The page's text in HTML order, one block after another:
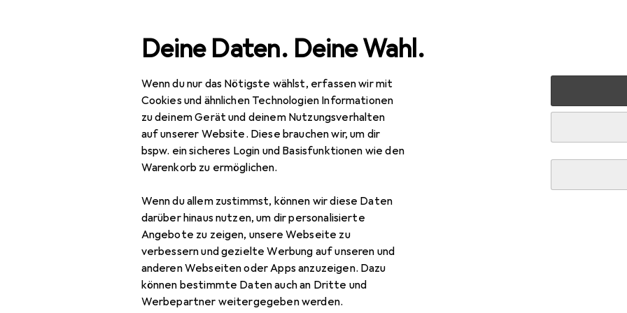
Deine Daten. Deine Wahl.
Wenn du nur das Nötigste wählst, erfassen wir mit
Cookies und ähnlichen Technologien Informationen
zu deinem Gerät und deinem Nutzungsverhalten
auf unserer Website. Diese brauchen wir, um dir
bspw. ein sicheres Login und Basisfunktionen wie den
Warenkorb zu ermöglichen.
Wenn du allem zustimmst, können wir diese Daten
darüber hinaus nutzen, um dir personalisierte
Angebote zu zeigen, unsere Webseite zu
verbessern und gezielte Werbung auf unseren und
anderen Webseiten oder Apps anzuzeigen. Dazu
können bestimmte Daten auch an Dritte und
Werbepartner weitergegeben werden.
Navigation nach Kategorien
Badezimmeraufbewahrung
Gesamtsortiment Wohnen Aufbewahrung + Ordnung